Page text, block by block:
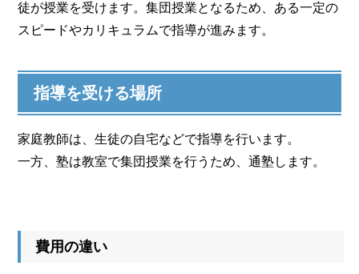
徒が授業を受けます。集団授業となるため、ある一定の
スピードやカリキュラムで指導が進みます。
指導を受ける場所
家庭教師は、生徒の自宅などで指導を行います。
一方、塾は教室で集団授業を行うため、通塾します。
費用の違い